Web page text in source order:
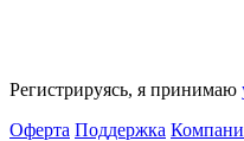
Регистрируясь, я принимаю
Оферта Поддержка